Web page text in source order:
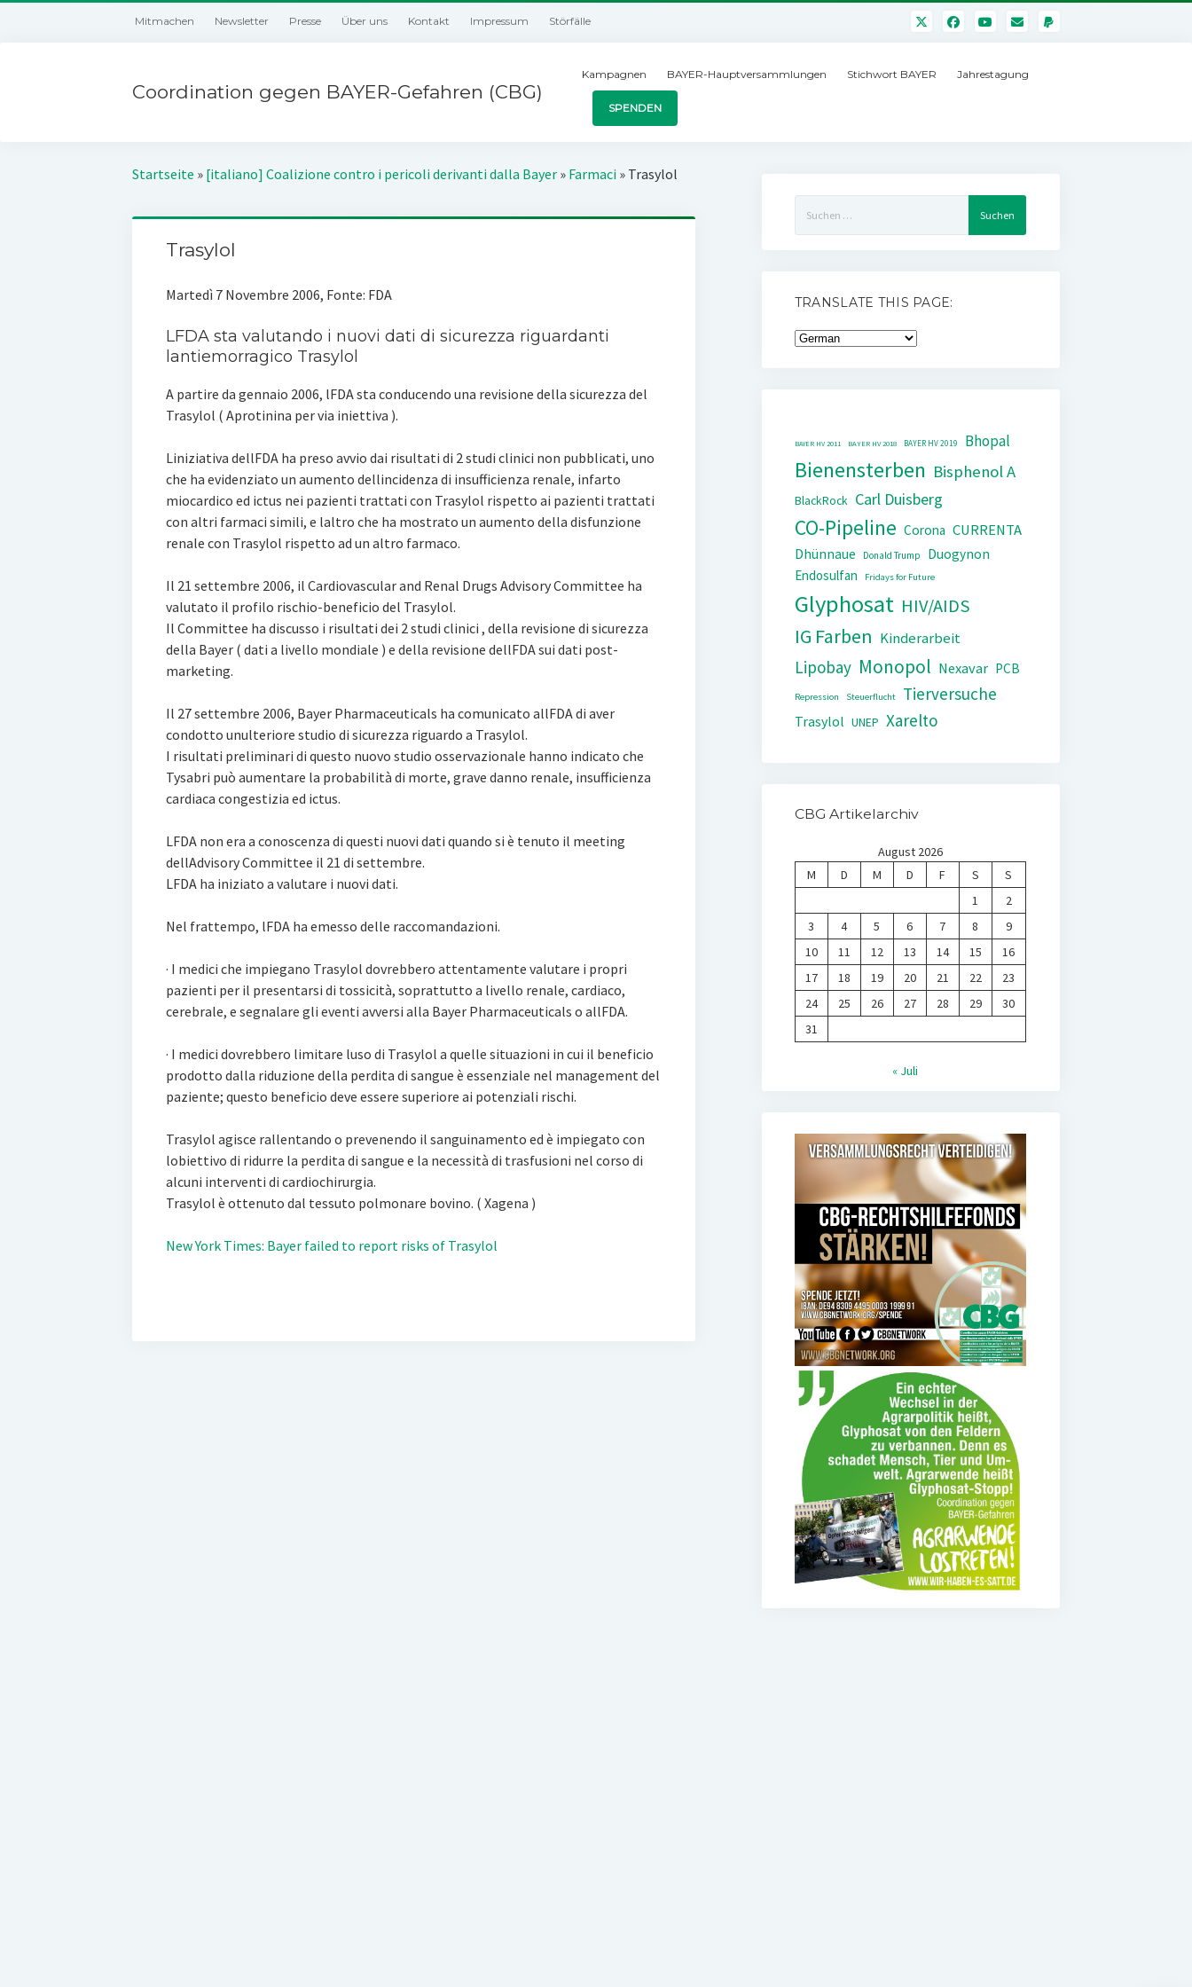
Mitmachen Newsletter Presse Über uns Kontakt Impressum Störfälle
Coordination gegen BAYER-Gefahren (CBG)
Kampagnen BAYER-Hauptversammlungen Stichwort BAYER Jahrestagung
SPENDEN
Startseite » [italiano] Coalizione contro i pericoli derivanti dalla Bayer » Farmaci » Trasylol
Trasylol
Martedì 7 Novembre 2006, Fonte: FDA
LFDA sta valutando i nuovi dati di sicurezza riguardanti
lantiemorragico Trasylol
A partire da gennaio 2006, lFDA sta conducendo una revisione della sicurezza del
Trasylol ( Aprotinina per via iniettiva ).
Liniziativa dellFDA ha preso avvio dai risultati di 2 studi clinici non pubblicati, uno
che ha evidenziato un aumento dellincidenza di insufficienza renale, infarto
miocardico ed ictus nei pazienti trattati con Trasylol rispetto ai pazienti trattati
con altri farmaci simili, e laltro che ha mostrato un aumento della disfunzione
renale con Trasylol rispetto ad un altro farmaco.
Il 21 settembre 2006, il Cardiovascular and Renal Drugs Advisory Committee ha
valutato il profilo rischio-beneficio del Trasylol.
Il Committee ha discusso i risultati dei 2 studi clinici , della revisione di sicurezza
della Bayer ( dati a livello mondiale ) e della revisione dellFDA sui dati post-
marketing.
Il 27 settembre 2006, Bayer Pharmaceuticals ha comunicato allFDA di aver
condotto unulteriore studio di sicurezza riguardo a Trasylol.
I risultati preliminari di questo nuovo studio osservazionale hanno indicato che
Tysabri può aumentare la probabilità di morte, grave danno renale, insufficienza
cardiaca congestizia ed ictus.
LFDA non era a conoscenza di questi nuovi dati quando si è tenuto il meeting
dellAdvisory Committee il 21 di settembre.
LFDA ha iniziato a valutare i nuovi dati.
Nel frattempo, lFDA ha emesso delle raccomandazioni.
· I medici che impiegano Trasylol dovrebbero attentamente valutare i propri
pazienti per il presentarsi di tossicità, soprattutto a livello renale, cardiaco,
cerebrale, e segnalare gli eventi avversi alla Bayer Pharmaceuticals o allFDA.
· I medici dovrebbero limitare luso di Trasylol a quelle situazioni in cui il beneficio
prodotto dalla riduzione della perdita di sangue è essenziale nel management del
paziente; questo beneficio deve essere superiore ai potenziali rischi.
Trasylol agisce rallentando o prevenendo il sanguinamento ed è impiegato con
lobiettivo di ridurre la perdita di sangue e la necessità di trasfusioni nel corso di
alcuni interventi di cardiochirurgia.
Trasylol è ottenuto dal tessuto polmonare bovino. ( Xagena )
New York Times: Bayer failed to report risks of Trasylol
nach:
TRANSLATE THIS PAGE:
BAYER HV 2011 BAYER HV 2018 BAYER HV 2019 Bhopal
Bienensterben Bisphenol A
BlackRock Carl Duisberg
CO-Pipeline Corona CURRENTA
Dhünnaue Donald Trump
Duogynon
Endosulfan
Fridays for Future
Glyphosat HIV/AIDS
IG Farben Kinderarbeit
Lipobay Monopol Nexavar PCB
Repression Steuerflucht Tierversuche
Trasylol UNEP Xarelto
CBG Artikelarchiv
August 2026
M
D M D F S
S
1
2
3
4 5 6 7 8
9
10
11 12 13 14 15
16
17
18 19 20 21 22
23
24
25 26 27 28 29
30
31
« Juli